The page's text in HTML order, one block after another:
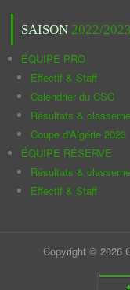
SAISON 2022/2023
ÉQUIPE PRO
Effectif & Staff
Calendrier du CSC
Résultats &
Coupe d'Algérie 2023
ÉQUIPE RÉSERVE
Résultats &
Effectif & Staff
Copyright © 2026